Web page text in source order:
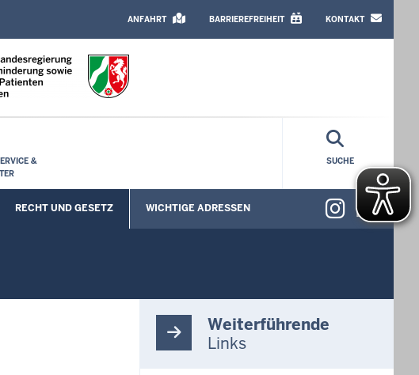
TOPANFAHRT BARRIEREFREIHEIT KONTAKT
&
SUCHE
RECHT UND GESETZ WICHTIGE ADRESSEN
Weiterführende
Links